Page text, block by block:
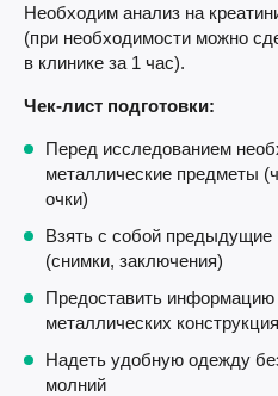
Необходим анализ на
(при необходимости можно
в клинике за 1 час).
Чек-лист подготовки:
Перед исследованием
металлические предметы
очки)
Взять с собой предыдущие
(снимки, заключения)
Предоставить информацию
металлических
Надеть удобную одежду
молний